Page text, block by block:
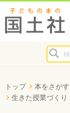
トップ
本をさがす
生きた授業づく